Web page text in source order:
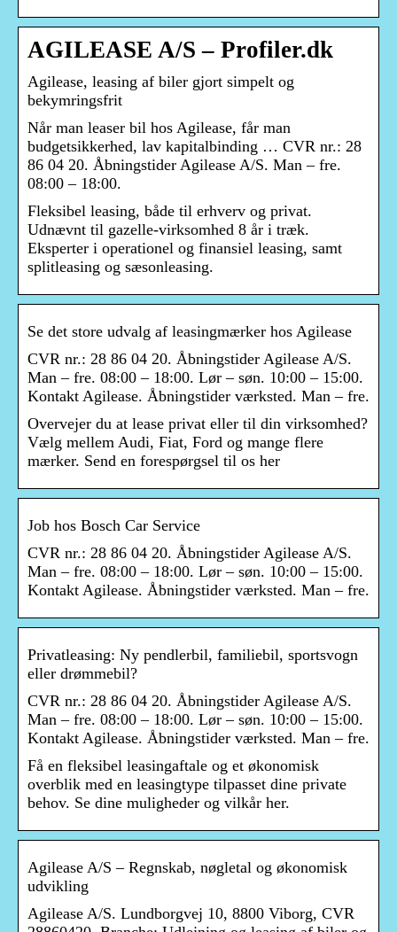
AGILEASE A/S – Profiler.dk
Agilease, leasing af biler gjort simpelt og
bekymringsfrit
Når man leaser bil hos Agilease, får man
budgetsikkerhed, lav kapitalbinding … CVR nr.: 28
86 04 20. Åbningstider Agilease A/S. Man – fre.
08:00 – 18:00.
Fleksibel leasing, både til erhverv og privat.
Udnævnt til gazelle-virksomhed 8 år i træk.
Eksperter i operationel og finansiel leasing, samt
splitleasing og sæsonleasing.
Se det store udvalg af leasingmærker hos Agilease
CVR nr.: 28 86 04 20. Åbningstider Agilease A/S.
Man – fre. 08:00 – 18:00. Lør – søn. 10:00 – 15:00.
Kontakt Agilease. Åbningstider værksted. Man – fre.
Overvejer du at lease privat eller til din virksomhed?
Vælg mellem Audi, Fiat, Ford og mange flere
mærker. Send en forespørgsel til os her
Job hos Bosch Car Service
CVR nr.: 28 86 04 20. Åbningstider Agilease A/S.
Man – fre. 08:00 – 18:00. Lør – søn. 10:00 – 15:00.
Kontakt Agilease. Åbningstider værksted. Man – fre.
Privatleasing: Ny pendlerbil, familiebil, sportsvogn
eller drømmebil?
CVR nr.: 28 86 04 20. Åbningstider Agilease A/S.
Man – fre. 08:00 – 18:00. Lør – søn. 10:00 – 15:00.
Kontakt Agilease. Åbningstider værksted. Man – fre.
Få en fleksibel leasingaftale og et økonomisk
overblik med en leasingtype tilpasset dine private
behov. Se dine muligheder og vilkår her.
Agilease A/S – Regnskab, nøgletal og økonomisk
udvikling
Agilease A/S. Lundborgvej 10, 8800 Viborg, CVR